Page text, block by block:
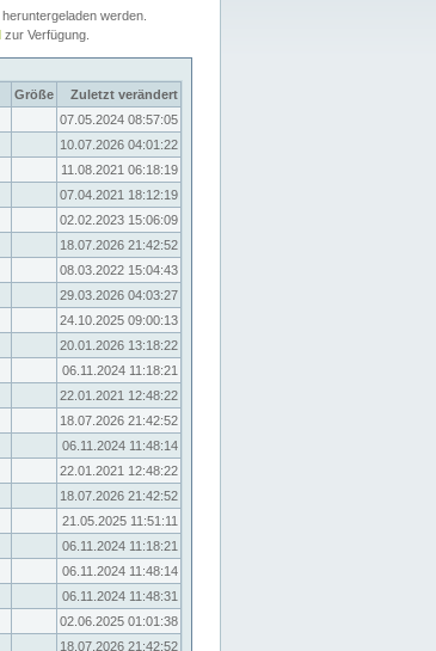
werden.
zur Verfügung.
Größe
Zuletzt verändert
07.05.2024 08:57:05
10.07.2026 04:01:22
11.08.2021 06:18:19
07.04.2021 18:12:19
02.02.2023 15:06:09
18.07.2026 21:42:52
08.03.2022 15:04:43
29.03.2026 04:03:27
24.10.2025 09:00:13
20.01.2026 13:18:22
06.11.2024 11:18:21
22.01.2021 12:48:22
18.07.2026 21:42:52
06.11.2024 11:48:14
22.01.2021 12:48:22
18.07.2026 21:42:52
21.05.2025 11:51:11
06.11.2024 11:18:21
06.11.2024 11:48:14
06.11.2024 11:48:31
02.06.2025 01:01:38
18.07.2026 21:42:52